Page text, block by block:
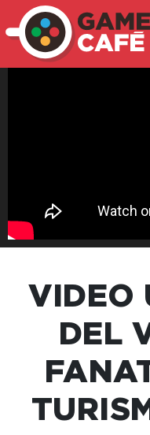
VIDEO
DEL